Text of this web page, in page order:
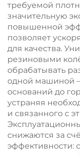
требуемой
значительную
повышенной
позволяет
для качества.
резиновыми
обрабатывать
одной машиной
оснований до
устраняя
и связанного с
снижаются за
эффективности: